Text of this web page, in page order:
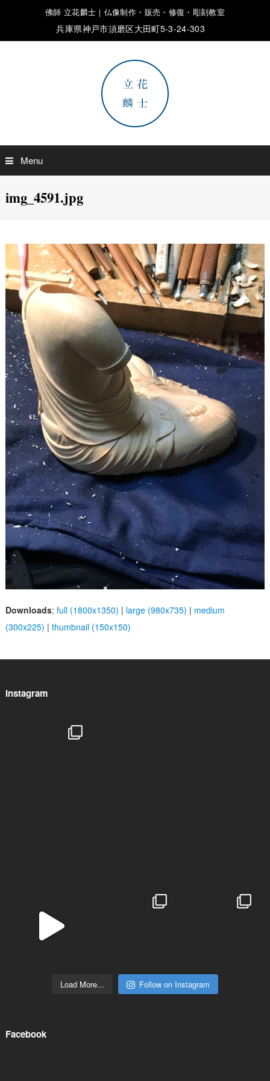
佛師 立花麟士｜仏像制作・販売・修復・彫刻教室
兵庫県神戸市須磨区大田町5-3-24-303
Menu
img_4591.jpg
Downloads: full (1800x1350) | large (980x735) | medium
(300x225) | thumbnail (150x150)
Instagram
Load More... Follow on Instagram
Facebook